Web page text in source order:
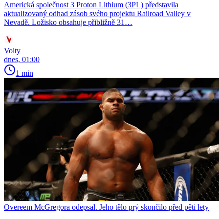
Americká společnost 3 Proton Lithium (3PL) představila
aktualizovaný odhad zásob svého projektu Railroad Valley v
Nevadě. Ložisko obsahuje přibližně 31…
Volty
dnes, 01:00
1 min
Overeem McGregora odepsal. Jeho tělo prý skončilo před pěti lety